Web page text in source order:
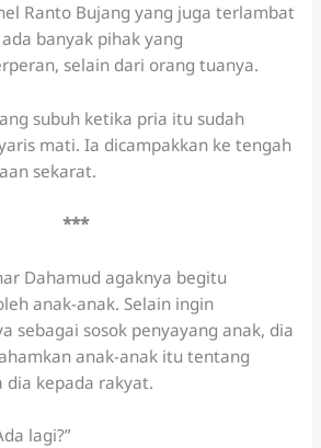
Ranto Bujang yang juga terlambat
banyak pihak yang
selain dari orang tuanya.
subuh ketika pria itu sudah
mati. Ia dicampakkan ke tengah
sekarat.
***
Dahamud agaknya begitu
anak-anak. Selain ingin
sebagai sosok penyayang anak, dia
anak-anak itu tentang
dia kepada rakyat.
lagi?”